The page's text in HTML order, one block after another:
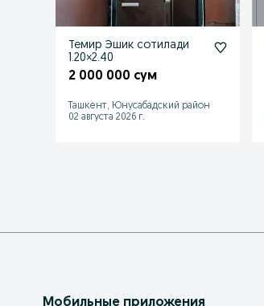
Темир Эшик сотилади
1.20×2.40
2 000 000 сум
Ташкент, Юнусабадский район
02 августа 2026 г.
Мобильные приложения